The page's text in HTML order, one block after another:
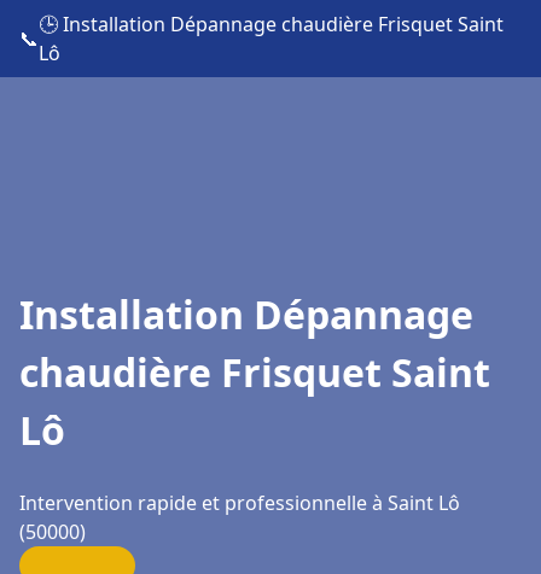
📞
🕒 Installation Dépannage chaudière Frisquet Saint
Lô
Installation Dépannage
chaudière Frisquet Saint
Lô
Intervention rapide et professionnelle à Saint Lô
(50000)